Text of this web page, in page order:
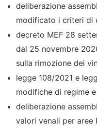
deliberazione
modificato i criteri di
decreto MEF 28
dal 25 novembre
sulla rimozione dei
legge 108/2021 e
modifiche di regime
deliberazione
valori venali per aree